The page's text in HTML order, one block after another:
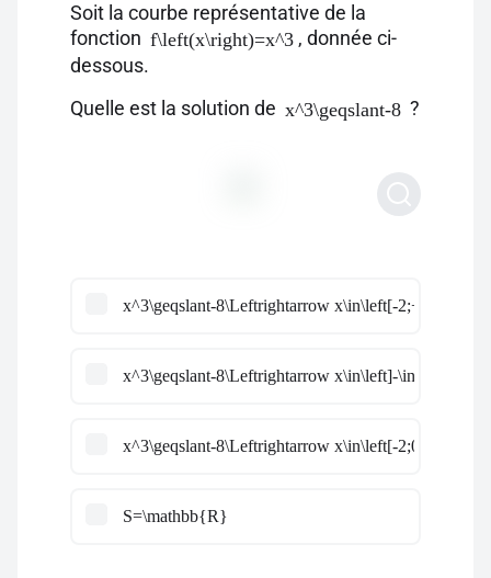
Soit la courbe représentative de la
fonction f\left(x\right)=x^3 , donnée ci-
dessous.
Quelle est la solution de x^3\geqslant-8 ?
x^3\geqslant-8\Leftrightarrow x\in\left[-
x^3\geqslant-8\Leftrightarrow x\in\left]-\infty;-
x^3\geqslant-8\Leftrightarrow x\in\left[-2;0\right]
S=\mathbb{R}